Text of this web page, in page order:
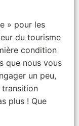
» pour les
du tourisme
condition
que nous vous
un peu,
transition
plus ! Que